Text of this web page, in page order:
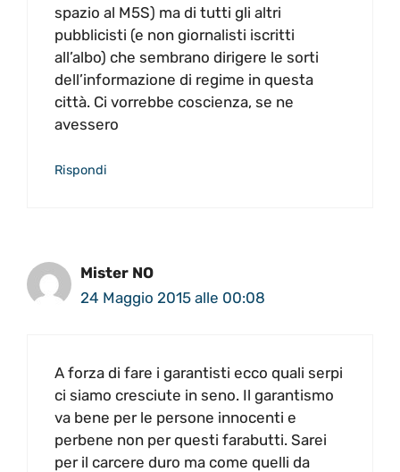
spazio al M5S) ma di tutti gli altri
pubblicisti (e non giornalisti iscritti
all’albo) che sembrano dirigere le sorti
dell’informazione di regime in questa
città. Ci vorrebbe coscienza, se ne
avessero
Rispondi
Mister NO
24 Maggio 2015 alle 00:08
A forza di fare i garantisti ecco quali serpi
ci siamo cresciute in seno. Il garantismo
va bene per le persone innocenti e
perbene non per questi farabutti. Sarei
per il carcere duro ma come quelli da